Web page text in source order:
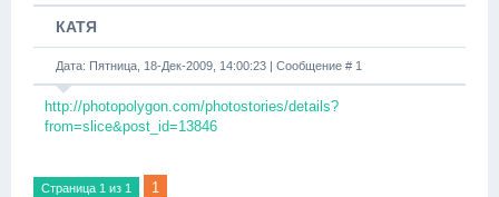
КАТЯ
Дата: Пятница, 18-Дек-2009, 14:00:23 | Сообщение # 1
http://photopolygon.com/photostories/details?
from=slice&post_id=13846
Страница 1 из 1 1